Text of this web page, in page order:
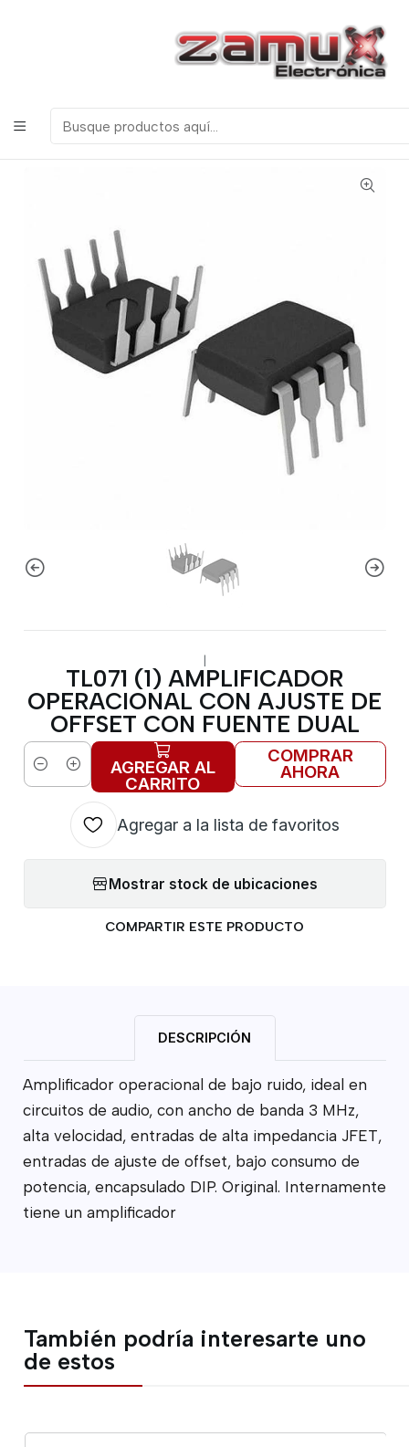
ELECTRONICOS, ROBOTICA & TECNOLOGIA
Productos
Semiconductores
Serie TL - LF
DE OFFSET CON FUENTE DUAL
|
TL071 (1) AMPLIFICADOR
OPERACIONAL CON AJUSTE DE
OFFSET CON FUENTE DUAL
Cantidad AGREGAR AL
CARRITO
COMPRAR
AHORA
Agregar a la lista de favoritos
Mostrar stock de ubicaciones
COMPARTIR ESTE PRODUCTO
DESCRIPCIÓN
Amplificador operacional de bajo ruido, ideal en
circuitos de audio, con ancho de banda 3 MHz,
alta velocidad, entradas de alta impedancia JFET,
entradas de ajuste de offset, bajo consumo de
potencia, encapsulado DIP. Original. Internamente
tiene un amplificador
También podría interesarte uno
de estos